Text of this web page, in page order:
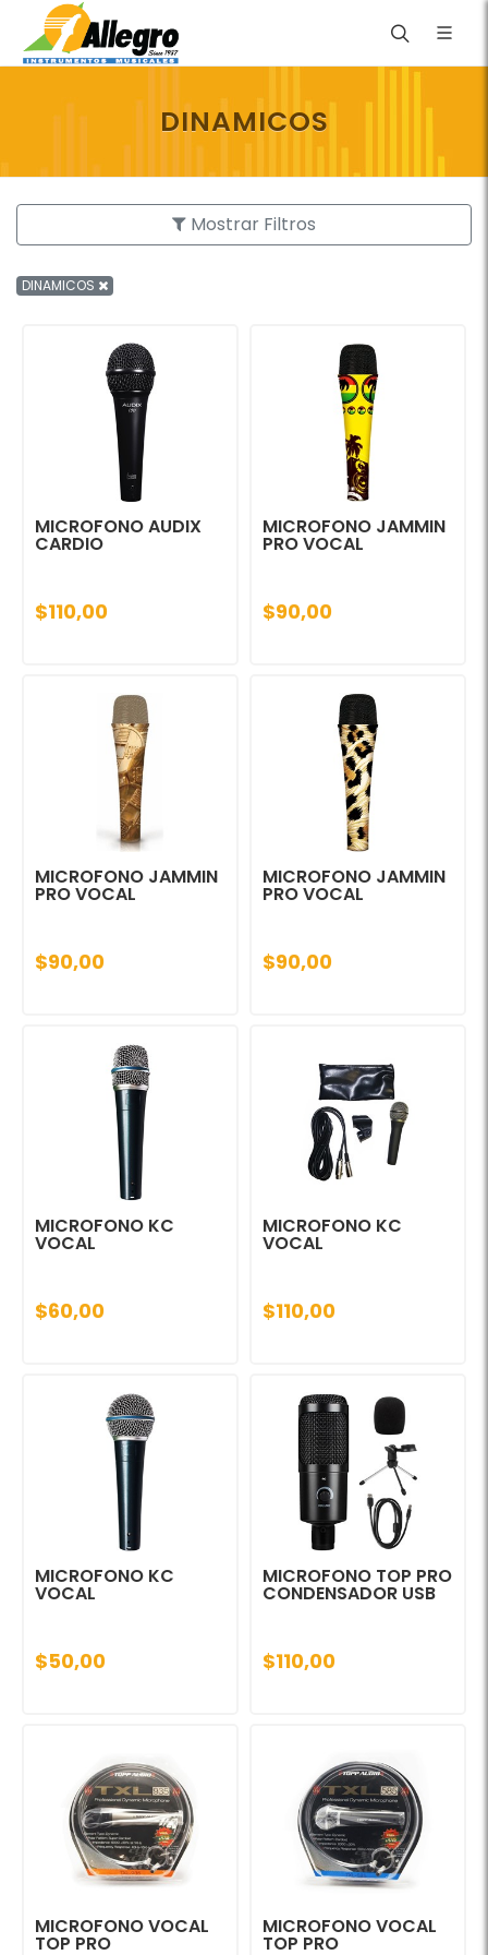
DINAMICOS
Mostrar Filtros
DINAMICOS
MICROFONO AUDIX
CARDIO
$110,00
MICROFONO JAMMIN
PRO VOCAL
$90,00
MICROFONO JAMMIN
PRO VOCAL
$90,00
MICROFONO JAMMIN
PRO VOCAL
$90,00
MICROFONO KC
VOCAL
$60,00
MICROFONO KC
VOCAL
$110,00
MICROFONO KC
VOCAL
$50,00
MICROFONO TOP PRO
CONDENSADOR USB
$110,00
MICROFONO VOCAL
TOP PRO
MICROFONO VOCAL
TOP PRO